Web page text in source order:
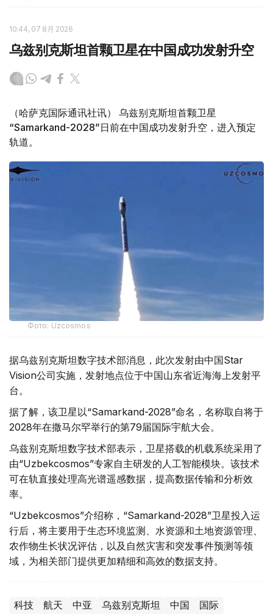
10:44, 07 8月 2026
乌兹别克斯坦首颗卫星在中国成功发射升空
（哈萨克国际通讯社讯） 乌兹别克斯坦首颗卫星
“Samarkand-2028”日前在中国成功发射升空，进入预定
轨道。
Фото: Uzcosmos
据乌兹别克斯坦数字技术部消息，此次发射由中国Star
Vision公司实施，发射地点位于中国山东省近海海上发射平
台。
据了解，该卫星以“Samarkand-2028”命名，名称取自将于
2028年在撒马尔罕举行的第79届国际宇航大会。
乌兹别克斯坦数字技术部表示，卫星搭载的机载系统采用了
由“Uzbekcosmos”专家自主研发的人工智能模块。该技术
可在轨直接处理高光谱遥感数据，提高数据传输和分析效
率。
“Uzbekcosmos”介绍称，“Samarkand-2028”卫星投入运
行后，将主要用于生态环境监测、水资源和土地资源管理、
农作物生长状况评估，以及自然灾害和突发事件预测等领
域，为相关部门提供更加精细和高效的数据支持。
科技 航天 中亚 乌兹别克斯坦 中国 国际